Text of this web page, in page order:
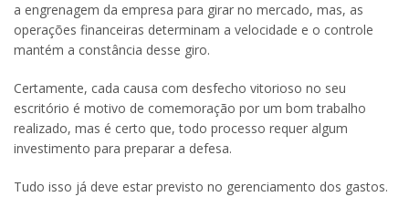
a engrenagem da empresa para girar no mercado, mas, as
operações financeiras determinam a velocidade e o controle
mantém a constância desse giro.
Certamente, cada causa com desfecho vitorioso no seu
escritório é motivo de comemoração por um bom trabalho
realizado, mas é certo que, todo processo requer algum
investimento para preparar a defesa.
Tudo isso já deve estar previsto no gerenciamento dos gastos.